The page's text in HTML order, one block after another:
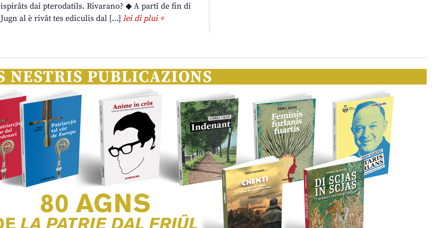
ispirâts dai pterodatils. Rivarano? ◆ A partî de fin di
Jugn al è rivât tes ediculis dal […] lei di plui +